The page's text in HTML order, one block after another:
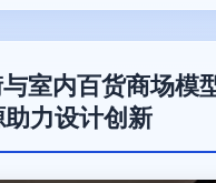
室内百货商场模
力设计创新